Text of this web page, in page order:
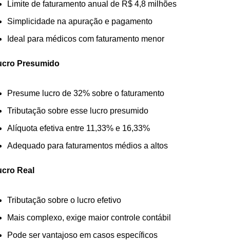
Limite de faturamento anual de R$ 4,8 milhões
Simplicidade na apuração e pagamento
Ideal para médicos com faturamento menor
Presumido
Presume lucro de 32% sobre o faturamento
Tributação sobre esse lucro presumido
Alíquota efetiva entre 11,33% e 16,33%
Adequado para faturamentos médios a altos
Real
Tributação sobre o lucro efetivo
Mais complexo, exige maior controle contábil
Pode ser vantajoso em casos específicos